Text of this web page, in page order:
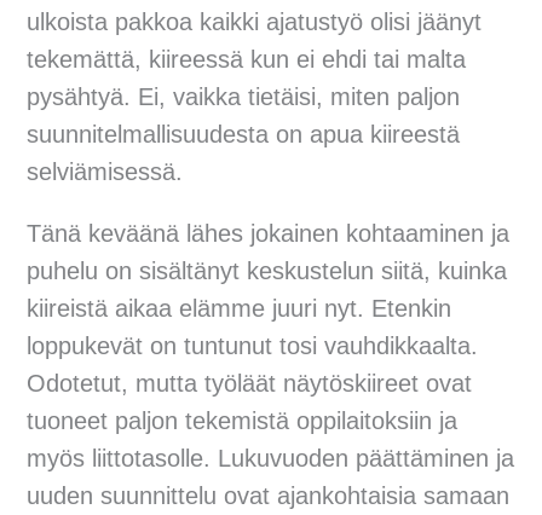
ulkoista pakkoa kaikki ajatustyö olisi jäänyt
tekemättä, kiireessä kun ei ehdi tai malta
pysähtyä. Ei, vaikka tietäisi, miten paljon
suunnitelmallisuudesta on apua kiireestä
selviämisessä.
Tänä keväänä lähes jokainen kohtaaminen ja
puhelu on sisältänyt keskustelun siitä, kuinka
kiireistä aikaa elämme juuri nyt. Etenkin
loppukevät on tuntunut tosi vauhdikkaalta.
Odotetut, mutta työläät näytöskiireet ovat
tuoneet paljon tekemistä oppilaitoksiin ja
myös liittotasolle. Lukuvuoden päättäminen ja
uuden suunnittelu ovat ajankohtaisia samaan